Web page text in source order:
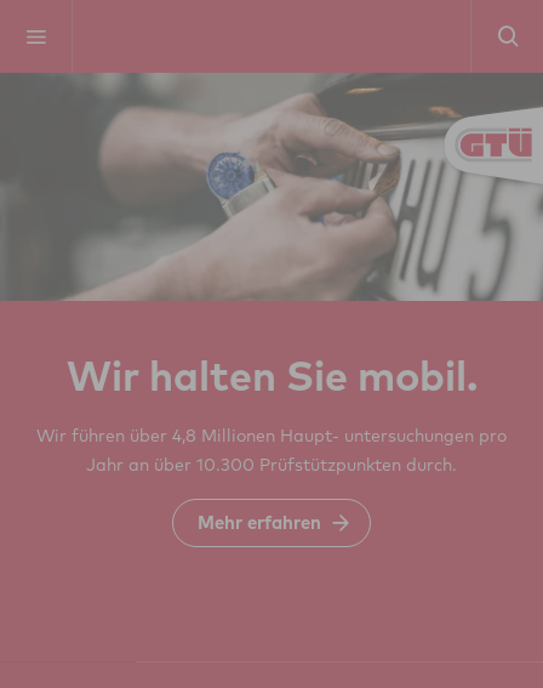
Wir halten Sie mobil.
Wir führen über 4,8 Millionen Haupt- untersuchungen pro
Jahr an über 10.300 Prüfstützpunkten durch.
Mehr erfahren